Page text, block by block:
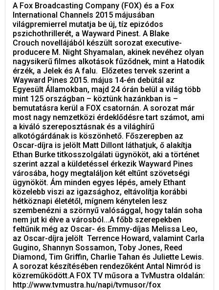
A Fox Broadcasting Company (FOX) és a Fox
International Channels 2015 májusában
világpremierrel mutatja be új, tíz epizódos
pszichothrillerét, a Wayward Pinest. A Blake
Crouch novellájából készült sorozat executive-
producere M. Night Shyamalan, akinek nevéhez olyan
nagysikerű filmes alkotások fűződnek, mint a Hatodik
érzék, a Jelek és A falu. Előzetes tervek szerint a
Wayward Pines 2015. május 14-én debütál az
Egyesült Államokban, majd 24 órán belül a világ több
mint 125 országban – köztünk hazánkban is –
bemutatásra kerül a FOX csatornán. A sorozat már
most nagy nemzetközi érdeklődésre tart számot, ami
a kiváló szereposztásnak és a világhírű
alkotógárdának is köszönhető. Főszerepben az
Oscar-díjra is jelölt Matt Dillont láthatjuk, ő alakítja
Ethan Burke titkosszolgálati ügynököt, aki a történet
szerint azzal a küldetéssel érkezik Wayward Pines
városába, hogy megtaláljon két eltűnt szövetségi
ügynököt. Ám minden egyes lépés, amely Ethant
közelebb viszi az igazsághoz, eltávolítja korábbi
hétköznapi életétől, mígnem kénytelen lesz
szembenézni a szörnyű valósággal, hogy talán soha
nem jut ki élve a városból...A főbb szerepekben
feltűnik még az Oscar- és Emmy-díjas Melissa Leo,
az Oscar-díjra jelölt Terrence Howard, valamint Carla
Gugino, Shannyn Sossamon, Toby Jones, Reed
Diamond, Tim Griffin, Charlie Tahan és Juliette Lewis.
A sorozat készítésében rendezőként Antal Nimród is
közreműködött.A FOX TV műsora a TvMustra oldalán:
http://www.tvmustra.hu/napi/tvmusor/fox